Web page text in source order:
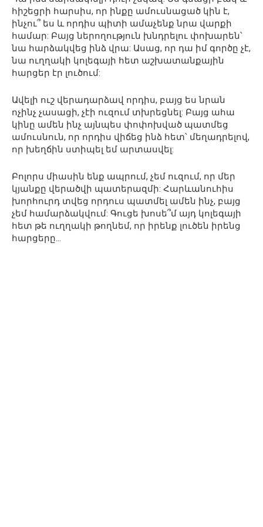
հիշեցրի հարսիս, որ ինքը ամուսնացած կին է,
ինչու՞ ես և որդիս պիտի ամաչենք նրա վարքի
համար: Բայց ներողություն խնդրելու փոխարեն՝
նա հարձակվեց ինձ վրա: Ասաց, որ դա իմ գործը չէ,
նա ուղղակի կոլեգայի հետ աշխատանքային
հարցեր էր լուծում:
Ավելի ուշ վերադարձավ որդիս, բայց ես նրան
ոչինչ չասացի, չէի ուզում տխրեցնել: Բայց ահա
կինը ամեն ինչ այնպես փոփոխված պատմեց
ամուսնուն, որ որդիս վիճեց ինձ հետ՝ մեղադրելով,
որ խեղճին ստիպել եմ արտասվել:
Բոլորս միասին ենք ապրում, չեմ ուզում, որ մեր
կյանքը վերածվի պատերազմի: Հարևանուհիս
խորհուրդ տվեց որդուս պատմել ամեն ինչ, բայց
չեմ համարձակվում: Գուցե խոսե՞մ այդ կոլեգայի
հետ թե ուղղակի թողնեմ, որ իրենք լուծեն իրենց
հարցերը…